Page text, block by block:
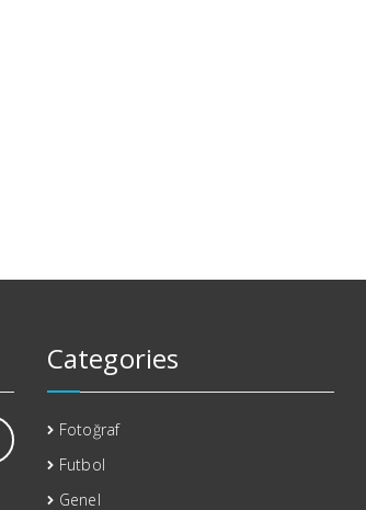
Categories
Fotoğraf
Futbol
Genel